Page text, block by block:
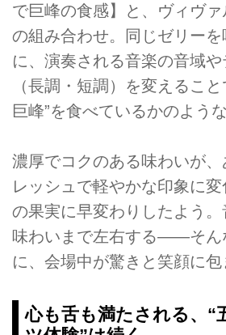
で巨峰の食感】と、ヴィヴァ
の組み合わせ。同じゼリー
に、演奏される音楽の音域
（長調・短調）を変えるこ
巨峰”を食べているかのよう
濃厚でコクのある味わいが
レッシュで軽やかな印象に
の果実に早変わりしたよう。
味わいまで左右する――そん
に、会場中が驚きと笑顔に包
心も舌も満たされる、“